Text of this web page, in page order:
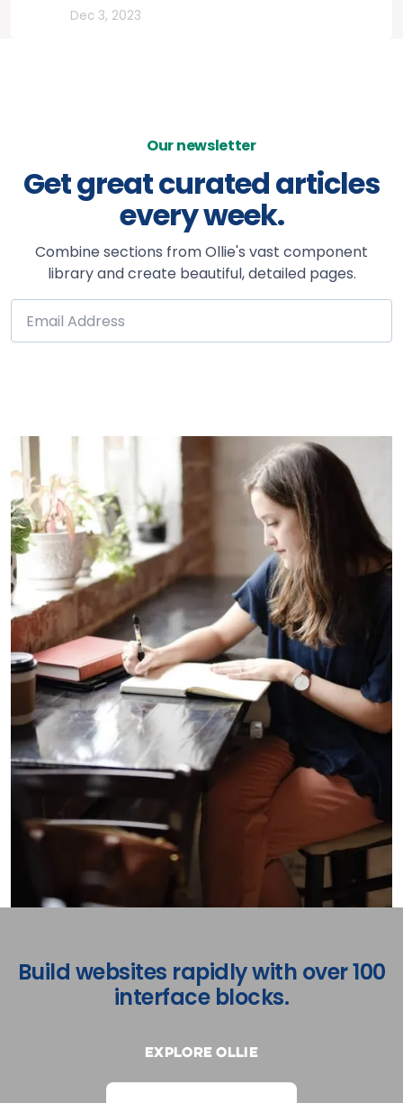
Dec 3, 2023
Our newsletter
Get great curated articles
every week.
Combine sections from Ollie's vast component
library and create beautiful, detailed pages.
Build websites rapidly with over 100
interface blocks.
Explore Ollie